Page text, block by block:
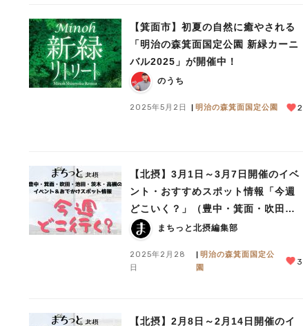
【箕面市】初夏の自然に癒やされる
「明治の森箕面国定公園 新緑カーニ
バル2025」が開催中！
のうち
2025年5月2日 明治の森箕面国定公園 2
【北摂】3月1日～3月7日開催のイベ
ント・おすすめスポット情報「今週
どこいく？」（豊中・箕面・吹田・
池田・茨木・高槻）
まちっと北摂編集部
2025年2月28
日
明治の森箕面国定公
園
3
【北摂】2月8日～2月14日開催のイ